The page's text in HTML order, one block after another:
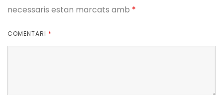
necessaris estan marcats amb *
COMENTARI *